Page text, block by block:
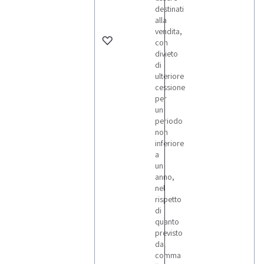
destinati
alla
vendita,
con
divieto
di
ulteriore
cessione
per
un
periodo
non
inferiore
a
un
anno,
nel
rispetto
di
quanto
previsto
dal
comma